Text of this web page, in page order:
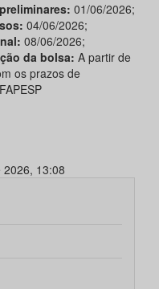
01/06/2026;
04/06/2026;
08/06/2026;
da bolsa: A partir de
os prazos de
13:08